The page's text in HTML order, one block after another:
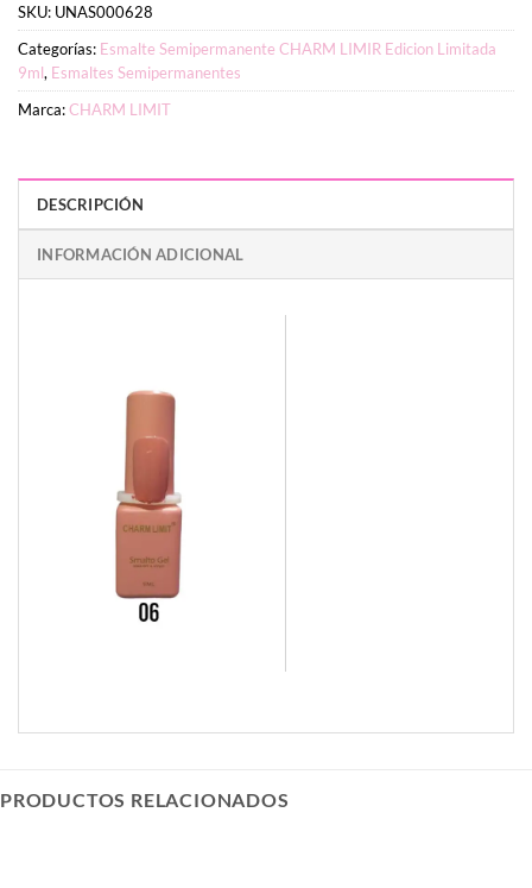
SKU: UNAS000628
Categorías: Esmalte Semipermanente CHARM LIMIR Edicion Limitada
9ml, Esmaltes Semipermanentes
Marca:CHARM LIMIT
DESCRIPCIÓN
INFORMACIÓN ADICIONAL
PRODUCTOS RELACIONADOS